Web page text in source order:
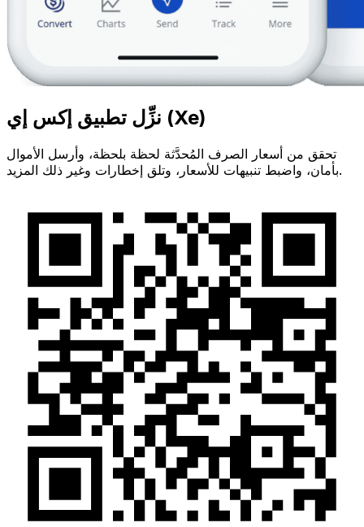
نزِّل تطبيق إكس إي (Xe)
تحقق من أسعار الصرف المُحدَّثة لحظة بلحظة، وأرسل الأموال
بأمان، واضبط تنبيهات للأسعار، وتلق إخطارات وغير ذلك المزيد.